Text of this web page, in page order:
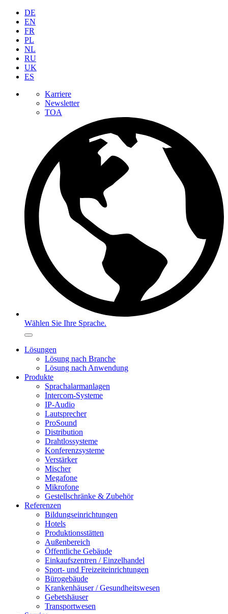
DE
EN
FR
PL
NL
RU
UK
ES
Karriere
Newsletter
TOA
Wählen Sie Ihre Sprache.
Lösungen
Lösung nach Branche
Lösung nach Anwendung
Produkte
Sprachalarmanlagen
Intercom-Systeme
IP-Audio
Lautsprecher
ProSound
Distribution
Drahtlossysteme
Konferenzsysteme
Verstärker
Mischer
Megafone
Mikrofone
Gestellschränke & Zubehör
Referenzen
Bildungseinrichtungen
Hotels
Produktionsstätten
Außenbereich
Öffentliche Gebäude
Einkaufszentren / Einzelhandel
Sport- und Freizeiteinrichtungen
Bürogebäude
Krankenhäuser / Gesundheitswesen
Gebetshäuser
Transportwesen